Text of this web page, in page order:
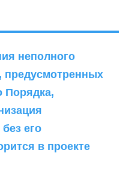
неполного
предусмотренных
Порядка,
его
в проекте